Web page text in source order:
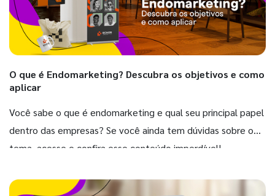
O que é Endomarketing? Descubra os objetivos e como
aplicar
Você sabe o que é endomarketing e qual seu principal papel
dentro das empresas? Se você ainda tem dúvidas sobre o
tema, acesse e confira esse conteúdo imperdível!